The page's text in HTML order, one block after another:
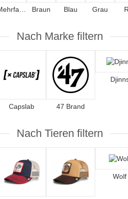
Braun Blau Grau
Nach Marke filtern
Capslab 47 Brand
Nach Tieren filtern
Wolf